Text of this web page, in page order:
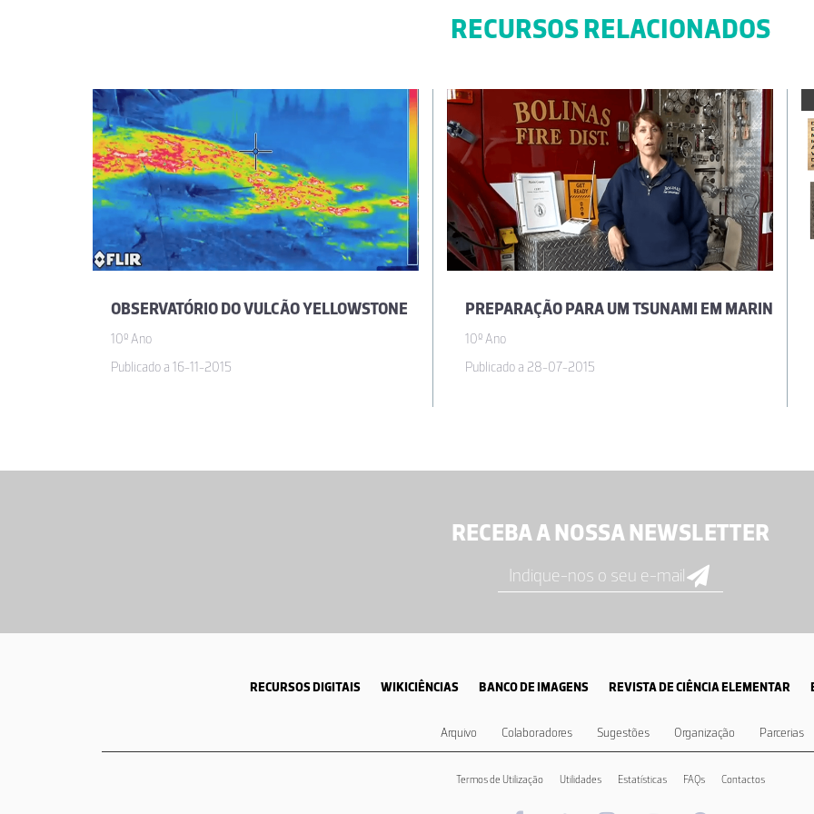
RECURSOS RELACIONADOS
OBSERVATÓRIO DO VULCÃO YELLOWSTONE
10º Ano
Publicado a 16-11-2015
PREPARAÇÃO PARA UM TSUNAMI EM MARIN
10º Ano
Publicado a 28-07-2015
RECEBA A NOSSA NEWSLETTER
RECURSOS DIGITAIS WIKICIÊNCIAS BANCO DE IMAGENS REVISTA DE CIÊNCIA ELEMENTAR
Arquivo Colaboradores Sugestões Organização Parcerias
Termos de Utilização Utilidades Estatísticas FAQs Contactos